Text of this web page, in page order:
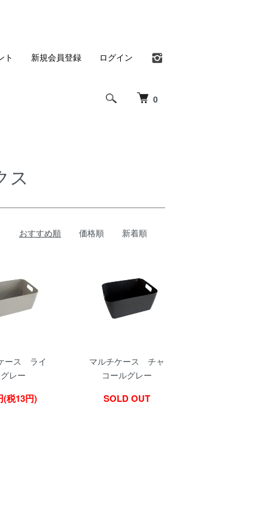
0
ト 新規会員登録 ログイン
ス
おすすめ順 価格順 新着順
ース ライ
グレー
(税13円)
マルチケース チャ
コールグレー
SOLD OUT